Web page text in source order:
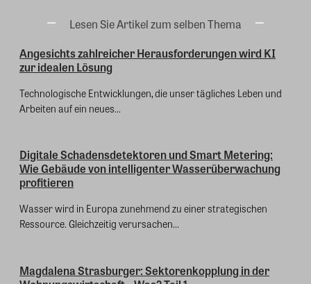
Lesen Sie Artikel zum selben Thema
Angesichts zahlreicher Herausforderungen wird KI
zur idealen Lösung
Technologische Entwicklungen, die unser tägliches Leben und
Arbeiten auf ein neues...
Digitale Schadensdetektoren und Smart Metering:
Wie Gebäude von intelligenter Wasserüberwachung
profitieren
Wasser wird in Europa zunehmend zu einer strategischen
Ressource. Gleichzeitig verursachen...
Magdalena Strasburger: Sektorenkopplung in der